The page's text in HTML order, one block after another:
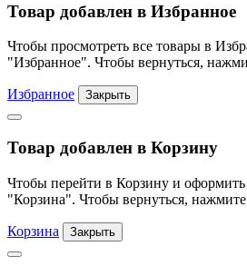
Товар добавлен в Избранное
Чтобы просмотреть все товары в
"Избранное". Чтобы вернуться,
Избранное Закрыть
Товар добавлен в Корзину
Чтобы перейти в Корзину и
"Корзина". Чтобы вернуться,
Корзина Закрыть